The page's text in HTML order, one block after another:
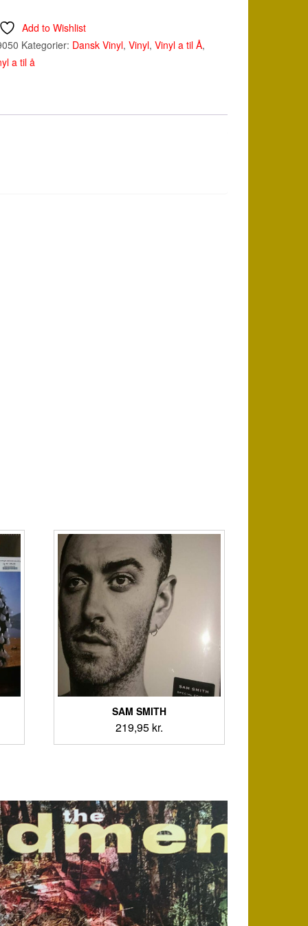
Add to Wishlist
Kategorier: Dansk Vinyl, Vinyl, Vinyl a til Å,
a til å
SAM SMITH
219,95 kr.